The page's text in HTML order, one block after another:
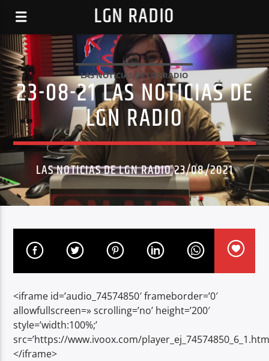
LGN RADIO
LAS NOTICIAS DE LGNRADIO
23-08-21 LAS NOTICIAS DE
LGN RADIO
LAS NOTICIAS DE LGN RADIO 23/08/2021
<iframe id=’audio_74574850′ frameborder=’0′
allowfullscreen=» scrolling=’no’ height=’200′
style=’width:100%;’
src=’https://www.ivoox.com/
</iframe>